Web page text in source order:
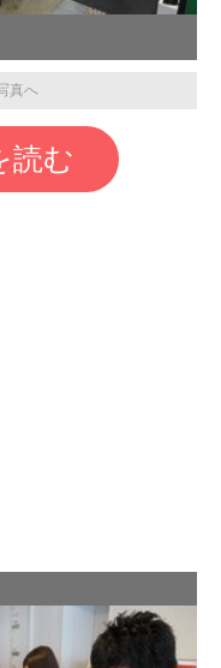
真へ
読む